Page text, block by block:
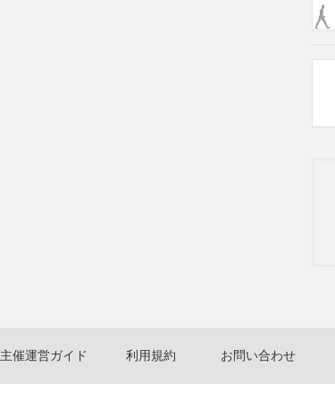
主催運営ガイド 利用規約 お問い合わせ